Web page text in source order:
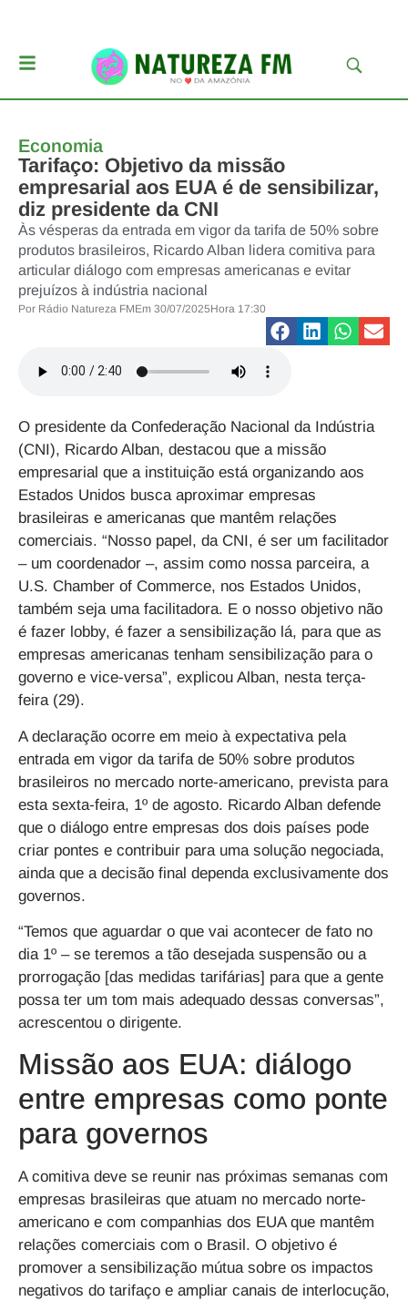
Economia
Tarifaço: Objetivo da missão
empresarial aos EUA é de sensibilizar,
diz presidente da CNI
Às vésperas da entrada em vigor da tarifa de 50% sobre
produtos brasileiros, Ricardo Alban lidera comitiva para
articular diálogo com empresas americanas e evitar
prejuízos à indústria nacional
Por Rádio Natureza FMEm 30/07/2025Hora 17:30
O presidente da Confederação Nacional da Indústria
(CNI), Ricardo Alban, destacou que a missão
empresarial que a instituição está organizando aos
Estados Unidos busca aproximar empresas
brasileiras e americanas que mantêm relações
comerciais. “Nosso papel, da CNI, é ser um facilitador
– um coordenador –, assim como nossa parceira, a
U.S. Chamber of Commerce, nos Estados Unidos,
também seja uma facilitadora. E o nosso objetivo não
é fazer lobby, é fazer a sensibilização lá, para que as
empresas americanas tenham sensibilização para o
governo e vice-versa”, explicou Alban, nesta terça-
feira (29).
A declaração ocorre em meio à expectativa pela
entrada em vigor da tarifa de 50% sobre produtos
brasileiros no mercado norte-americano, prevista para
esta sexta-feira, 1º de agosto. Ricardo Alban defende
que o diálogo entre empresas dos dois países pode
criar pontes e contribuir para uma solução negociada,
ainda que a decisão final dependa exclusivamente dos
governos.
“Temos que aguardar o que vai acontecer de fato no
dia 1º – se teremos a tão desejada suspensão ou a
prorrogação [das medidas tarifárias] para que a gente
possa ter um tom mais adequado dessas conversas”,
acrescentou o dirigente.
Missão aos EUA: diálogo
entre empresas como ponte
para governos
A comitiva deve se reunir nas próximas semanas com
empresas brasileiras que atuam no mercado norte-
americano e com companhias dos EUA que mantêm
relações comerciais com o Brasil. O objetivo é
promover a sensibilização mútua sobre os impactos
negativos do tarifaço e ampliar canais de interlocução,